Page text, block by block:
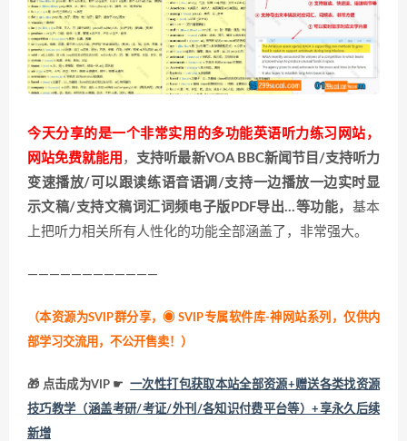
今天分享的是一个非常实用的多功能英语听力练习网站，
网站免费就能用 ， 支持听最新VOA BBC新闻节目/支持听力
变速播放/可以跟读练语音语调/支持一边播放一边实时显
示文稿/支持文稿词汇词频电子版PDF导出…等功能， 基本
上把听力相关所有人性化的功能全部涵盖了，非常强大。
————————————
（本资源为SVIP群分享，◉ SVIP专属软件库-神网站系列，仅供内
部学习交流用，不公开售卖！ ）
🎁 点击成为VIP ☛ 一次性打包获取本站全部资源+赠送各类找资源
技巧教学（涵盖考研/考证/外刊/各知识付费平台等）+享永久后续
新增